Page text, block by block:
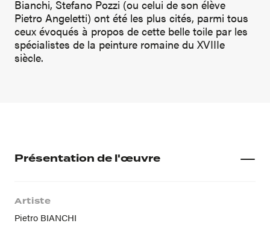
Bianchi, Stefano Pozzi (ou celui de son élève
Pietro Angeletti) ont été les plus cités, parmi tous
ceux évoqués à propos de cette belle toile par les
spécialistes de la peinture romaine du XVIIIe
siècle.
Présentation de l'œuvre
Artiste
Pietro BIANCHI